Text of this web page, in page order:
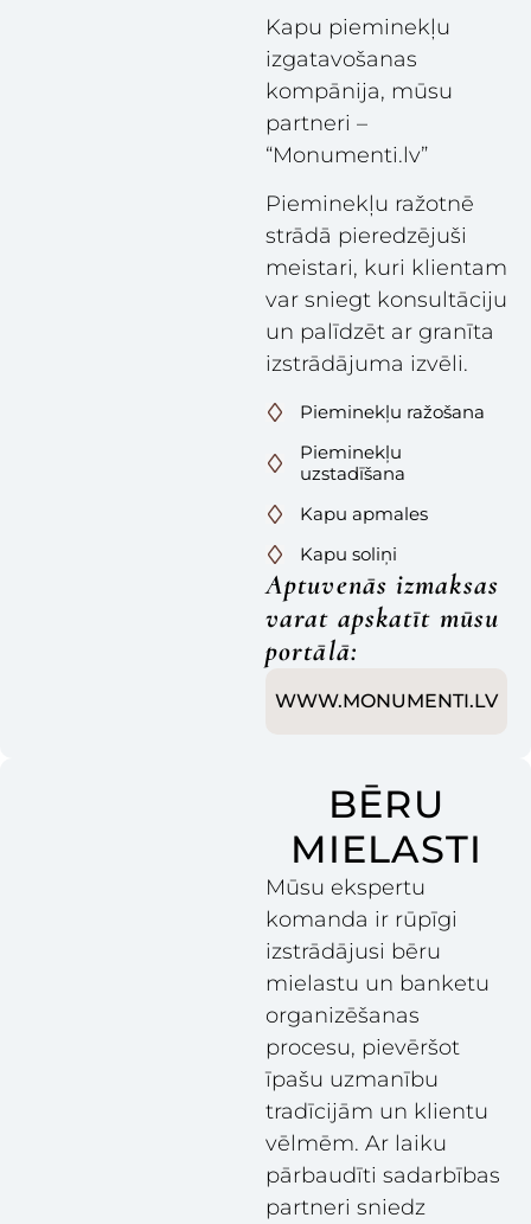
Kapu pieminekļu
izgatavošanas
kompānija, mūsu
partneri –
“Monumenti.lv”
Pieminekļu ražotnē
strādā pieredzējuši
meistari, kuri klientam
var sniegt konsultāciju
un palīdzēt ar granīta
izstrādājuma izvēli.
Pieminekļu ražošana
Pieminekļu
uzstadīšana
Kapu apmales
Kapu soliņi
Aptuvenās izmaksas
varat apskatīt mūsu
portālā:
WWW.MONUMENTI.LV
BĒRU
MIELASTI
Mūsu ekspertu
komanda ir rūpīgi
izstrādājusi bēru
mielastu un banketu
organizēšanas
procesu, pievēršot
īpašu uzmanību
tradīcijām un klientu
vēlmēm. Ar laiku
pārbaudīti sadarbības
partneri sniedz